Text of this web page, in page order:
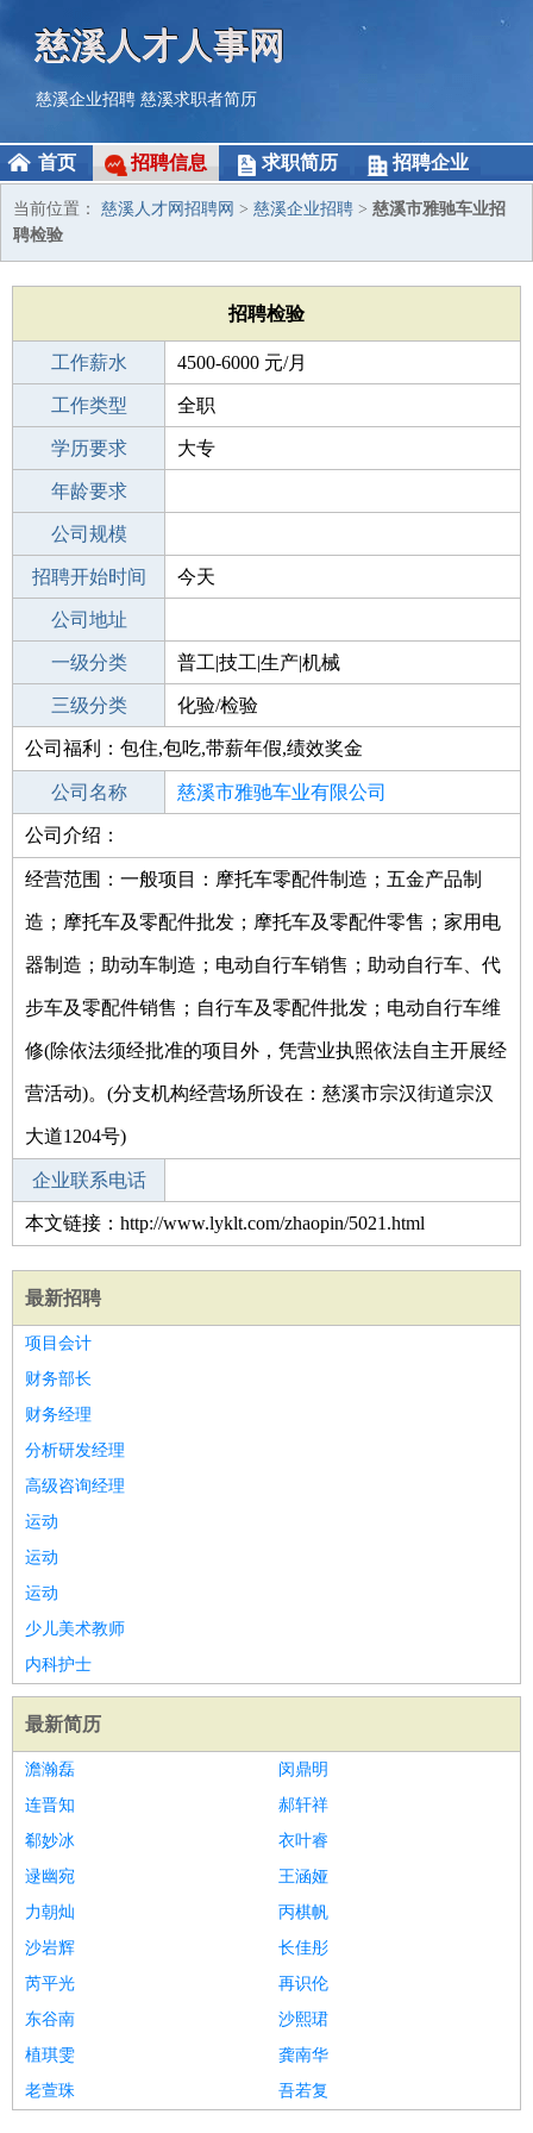
慈溪人才人事网
慈溪企业招聘 慈溪求职者简历
首页 招聘信息 求职简历 招聘企业
当前位置： 慈溪人才网招聘网 > 慈溪企业招聘 > 慈溪市雅驰车业招
聘检验
招聘检验
工作薪水 4500-6000 元/月
招聘人数 1人
工作类型 全职
性别要求 -
学历要求 大专
工作经验
年龄要求
工作地点
公司规模
公司电话
招聘开始时间 今天
招聘结束时间
公司地址
一级分类 普工|技工|生产|机械
二级分类 生产/研发
三级分类 化验/检验
其他行业 制药/生物工程/医护
公司福利：包住,包吃,带薪年假,绩效奖金
公司名称 慈溪市雅驰车业有限公司
公司类型
公司介绍：
经营范围：一般项目：摩托车零配件制造；五金产品制
造；摩托车及零配件批发；摩托车及零配件零售；家用电
器制造；助动车制造；电动自行车销售；助动自行车、代
步车及零配件销售；自行车及零配件批发；电动自行车维
修(除依法须经批准的项目外，凭营业执照依法自主开展经
营活动)。(分支机构经营场所设在：慈溪市宗汉街道宗汉
大道1204号)
企业联系电话
本文链接：http://www.lyklt.com/zhaopin/5021.html
最新招聘
项目会计
财务部长
财务经理
分析研发经理
高级咨询经理
运动
运动
运动
少儿美术教师
内科护士
最新简历
澹瀚磊
闵鼎明
连晋知
郝轩祥
郗妙冰
衣叶睿
逯幽宛
王涵娅
力朝灿
丙棋帆
沙岩辉
长佳彤
芮平光
再识伦
东谷南
沙熙珺
植琪雯
龚南华
老萱珠
吾若复